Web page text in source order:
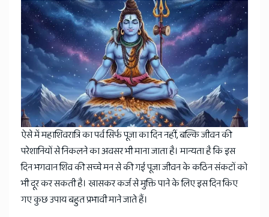
ऐसे में महाशिवरात्रि का पर्व सिर्फ पूजा का दिन नहीं, बल्कि जीवन की
परेशानियों से निकलने का अवसर भी माना जाता है। मान्यता है कि इस
दिन भगवान शिव की सच्चे मन से की गई पूजा जीवन के कठिन संकटों को
भी दूर कर सकती है। खासकर कर्ज से मुक्ति पाने के लिए इस दिन किए
गए कुछ उपाय बहुत प्रभावी माने जाते हैं।